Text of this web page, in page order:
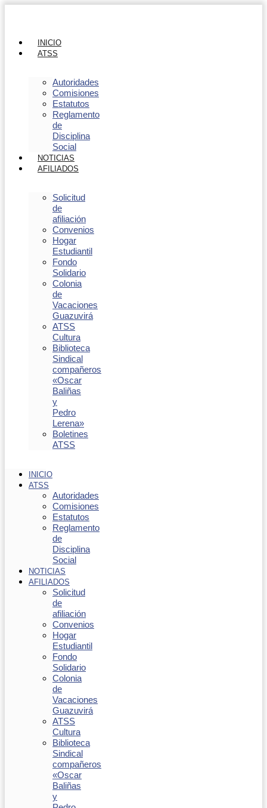
INICIO
ATSS
Autoridades
Comisiones
Estatutos
Reglamento
de
Disciplina
Social
NOTICIAS
AFILIADOS
Solicitud
de
afiliación
Convenios
Hogar
Estudiantil
Fondo
Solidario
Colonia
de
Vacaciones
Guazuvirá
ATSS
Cultura
Biblioteca
Sindical
compañeros
«Oscar
Baliñas
y
Pedro
Lerena»
Boletines
ATSS
INICIO
ATSS
Autoridades
Comisiones
Estatutos
Reglamento
de
Disciplina
Social
NOTICIAS
AFILIADOS
Solicitud
de
afiliación
Convenios
Hogar
Estudiantil
Fondo
Solidario
Colonia
de
Vacaciones
Guazuvirá
ATSS
Cultura
Biblioteca
Sindical
compañeros
«Oscar
Baliñas
y